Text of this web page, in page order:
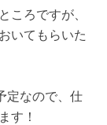
ころですが、
いてもらいた
定なので、仕
す！